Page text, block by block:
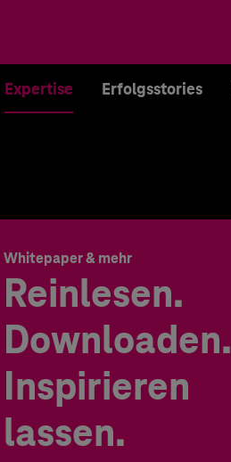
Expertise Erfolgsstories
Whitepaper & mehr
Reinlesen.
Downloaden.
Inspirieren
lassen.